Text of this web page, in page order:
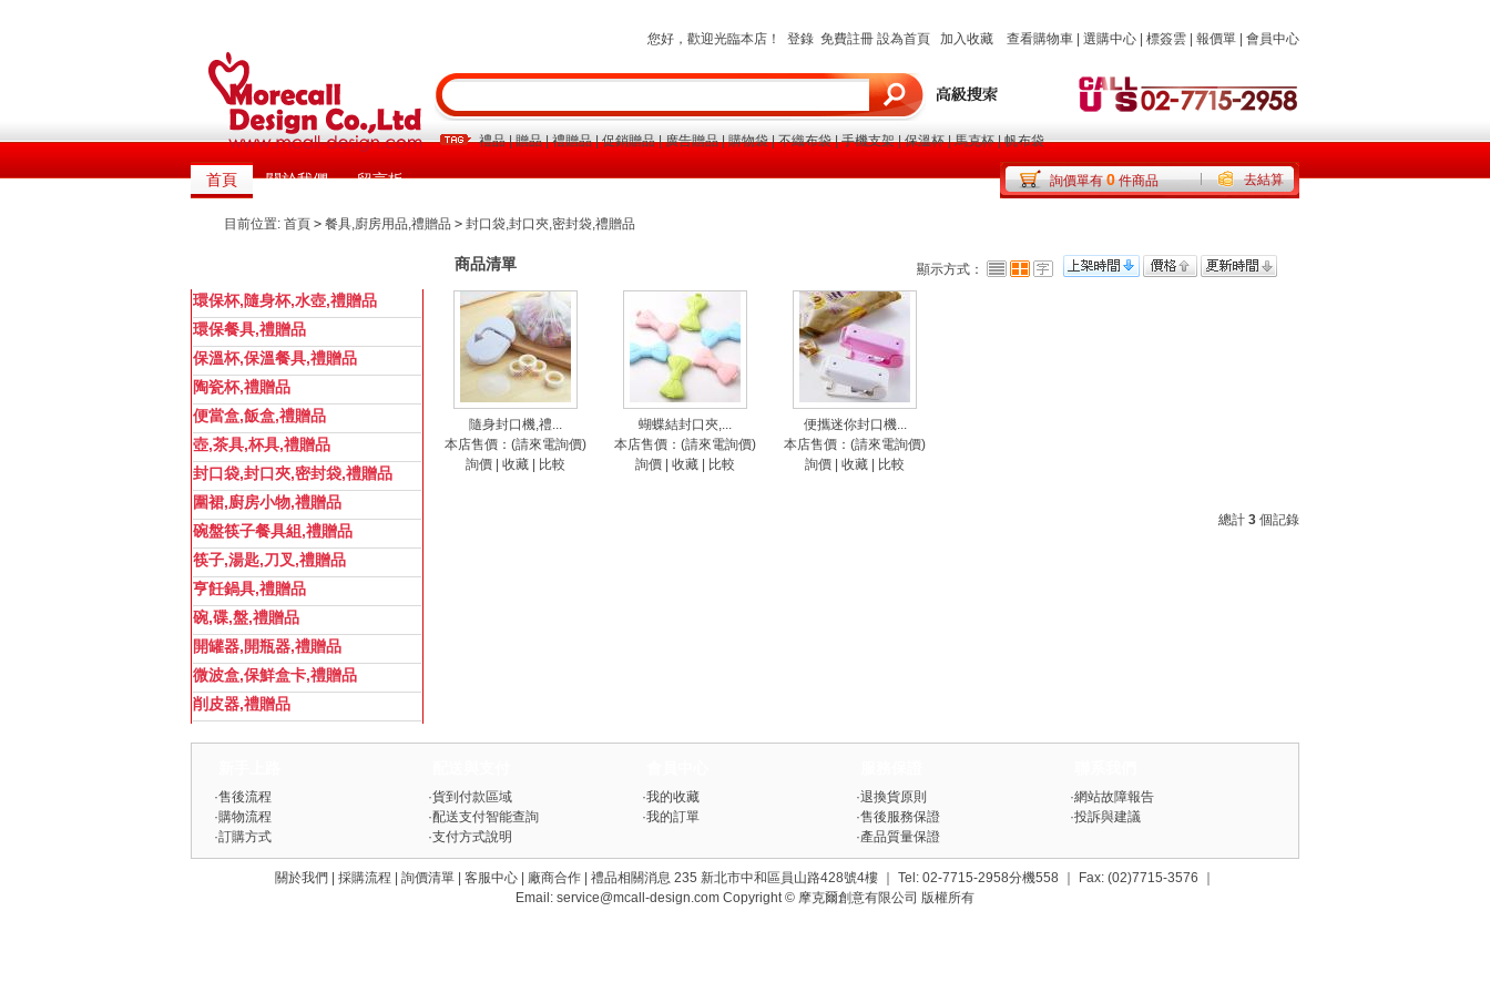
您好，歡迎光臨本店！ 登錄 免費註冊 設為首頁 加入收藏 查看購物車 選購中心 標簽雲 報價單 會員中心
禮品|贈品|禮贈品|促銷贈品|廣告贈品|購物袋|不織布袋|手機支架|保溫杯|馬克杯|帆布袋
首頁 關於我們 留言板 詢價單有0件商品 去結算
目前位置: 首頁 > 餐具,廚房用品,禮贈品 > 封口袋,封口夾,密封袋,禮贈品
環保杯,隨身杯,水壺,禮贈品
環保餐具,禮贈品
保溫杯,保溫餐具,禮贈品
陶瓷杯,禮贈品
便當盒,飯盒,禮贈品
壺,茶具,杯具,禮贈品
封口袋,封口夾,密封袋,禮贈品
圍裙,廚房小物,禮贈品
碗盤筷子餐具組,禮贈品
筷子,湯匙,刀叉,禮贈品
亨飪鍋具,禮贈品
碗,碟,盤,禮贈品
開罐器,開瓶器,禮贈品
微波盒,保鮮盒卡,禮贈品
削皮器,禮贈品
商品清單 顯示方式：
隨身封口機,禮...
本店售價：(請來電詢價)
詢價
收藏 比較
蝴蝶結封口夾,...
本店售價：(請來電詢價)
詢價
收藏 比較
便攜迷你封口機...
本店售價：(請來電詢價)
詢價
收藏 比較
總計 3 個記錄
·售後流程
·購物流程
·訂購方式
·貨到付款區域
·配送支付智能查詢
·支付方式說明
·我的收藏
·我的訂單
·退換貨原則
·售後服務保證
·產品質量保證
·網站故障報告
·投訴與建議
關於我們 | 採購流程 | 詢價清單 | 客服中心 | 廠商合作 | 禮品相關消息 235 新北市中和區員山路428號4樓 ｜ Tel: 02-7715-2958分機558 ｜ Fax: (02)7715-3576 ｜
Email: service@mcall-design.com Copyright © 摩克爾創意有限公司 版權所有